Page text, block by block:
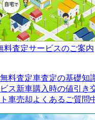
料査定サービスのご案内
料査定車査定の基礎知
ス新車購入時の値引き
車売却よくあるご質問